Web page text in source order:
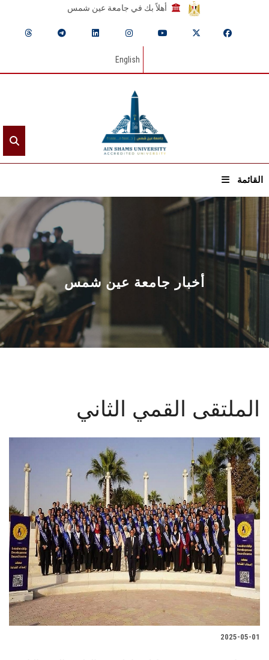
أهلاً بك في جامعة عين شمس
English
القائمة
الرئيسيـة
عن الجامعة
القطاعـات
الشئون الأكاديمية
البحث العلمي
الإعلام
تواصل معنا
الطلاب
هيئة التدريس
الدراسات العليا
أخبار جامعة عين شمس
الملتقى القمي الثاني
2025-05-01